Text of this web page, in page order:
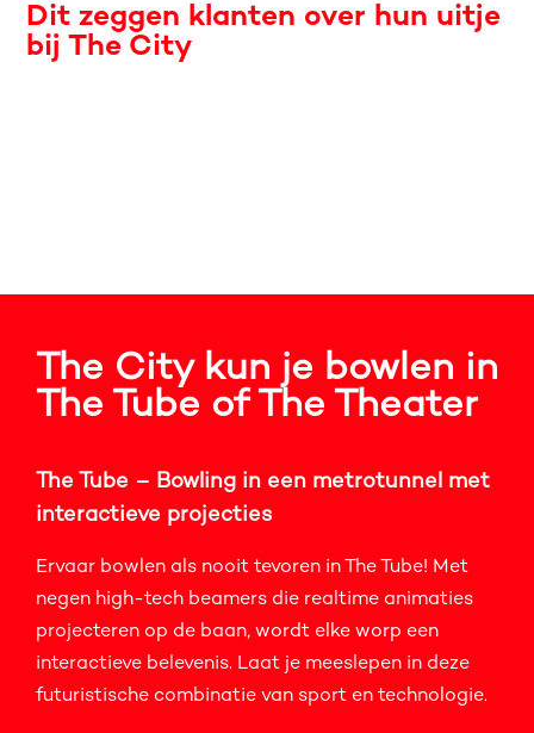
Dit zeggen klanten over hun uitje
bij The City
The City kun je bowlen in
The Tube of The Theater
The Tube – Bowling in een metrotunnel met
interactieve projecties
Ervaar bowlen als nooit tevoren in The Tube! Met
negen high-tech beamers die realtime animaties
projecteren op de baan, wordt elke worp een
interactieve belevenis. Laat je meeslepen in deze
futuristische combinatie van sport en technologie.